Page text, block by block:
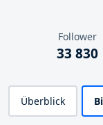
Follower
33 830
Überblick